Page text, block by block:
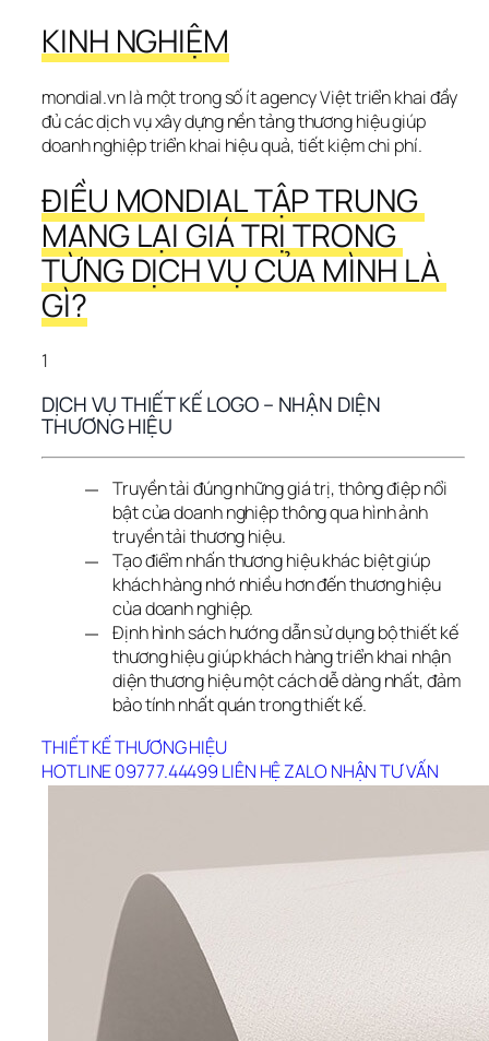
KINH NGHIỆM
mondial.vn là một trong số ít agency Việt triển khai đầy
đủ các dịch vụ xây dựng nền tảng thương hiệu giúp
doanh nghiệp triển khai hiệu quả, tiết kiệm chi phí.
ĐIỀU MONDIAL TẬP TRUNG
MANG LẠI GIÁ TRỊ TRONG
TỪNG DỊCH VỤ CỦA MÌNH LÀ
GÌ?
1
DỊCH VỤ THIẾT KẾ LOGO – NHẬN DIỆN
THƯƠNG HIỆU
Truyền tải đúng những giá trị, thông điệp nổi
bật của doanh nghiệp thông qua hình ảnh
truyền tải thương hiệu.
Tạo điểm nhấn thương hiệu khác biệt giúp
khách hàng nhớ nhiều hơn đến thương hiệu
của doanh nghiệp.
Định hình sách hướng dẫn sử dụng bộ thiết kế
thương hiệu giúp khách hàng triển khai nhận
diện thương hiệu một cách dễ dàng nhất, đảm
bảo tính nhất quán trong thiết kế.
THIẾT KẾ THƯƠNG HIỆU
HOTLINE 09777.44499 LIÊN HỆ ZALO NHẬN TƯ VẤN